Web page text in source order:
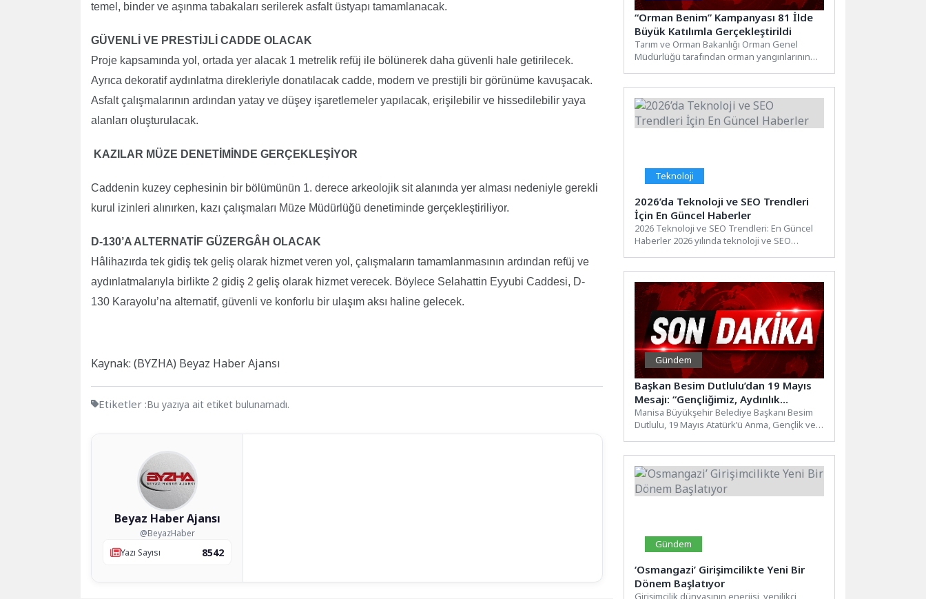
temel, binder ve aşınma tabakaları serilerek asfalt üstyapı tamamlanacak.
GÜVENLİ VE PRESTİJLİ CADDE OLACAK
Proje kapsamında yol, ortada yer alacak 1 metrelik refüj ile bölünerek daha güvenli hale getirilecek.
Ayrıca dekoratif aydınlatma direkleriyle donatılacak cadde, modern ve prestijli bir görünüme kavuşacak.
Asfalt çalışmalarının ardından yatay ve düşey işaretlemeler yapılacak, erişilebilir ve hissedilebilir yaya
alanları oluşturulacak.
KAZILAR MÜZE DENETİMİNDE GERÇEKLEŞİYOR
Caddenin kuzey cephesinin bir bölümünün 1. derece arkeolojik sit alanında yer alması nedeniyle gerekli
kurul izinleri alınırken, kazı çalışmaları Müze Müdürlüğü denetiminde gerçekleştiriliyor.
D-130’A ALTERNATİF GÜZERGÂH OLACAK
Hâlihazırda tek gidiş tek geliş olarak hizmet veren yol, çalışmaların tamamlanmasının ardından refüj ve
aydınlatmalarıyla birlikte 2 gidiş 2 geliş olarak hizmet verecek. Böylece Selahattin Eyyubi Caddesi, D-
130 Karayolu’na alternatif, güvenli ve konforlu bir ulaşım aksı haline gelecek.
Kaynak: (BYZHA) Beyaz Haber Ajansı
Etiketler :Bu yazıya ait etiket bulunamadı.
Beyaz Haber Ajansı
@BeyazHaber
Yazı Sayısı
8542
“Orman Benim” Kampanyası 81 İlde
Büyük Katılımla Gerçekleştirildi
Tarım ve Orman Bakanlığı Orman Genel
Müdürlüğü tarafından orman yangınlarının
Teknoloji
2026’da Teknoloji ve SEO Trendleri
İçin En Güncel Haberler
2026 Teknoloji ve SEO Trendleri: En Güncel
Haberler 2026 yılında teknoloji ve SEO
Gündem
Başkan Besim Dutlulu’dan 19 Mayıs
Mesajı: “Gençliğimiz, Aydınlık
Yarınlarımızın En Büyük
Güvencesidir”
Manisa Büyükşehir Belediye Başkanı Besim
Dutlulu, 19 Mayıs Atatürk’ü Anma, Gençlik ve
Gündem
‘Osmangazi’ Girişimcilikte Yeni Bir
Dönem Başlatıyor
Girişimcilik dünyasının enerjisi, yenilikçi